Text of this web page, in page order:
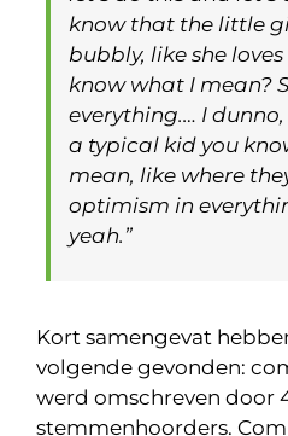
know that the little
bubbly, like she
know what I mean?
everything.… I dunno,
a typical kid you
mean, like where
optimism in
yeah.”
Kort samengevat
volgende gevonden:
werd omschreven door
stemmenhoorders.